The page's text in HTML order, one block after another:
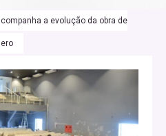
a evolução da obra de